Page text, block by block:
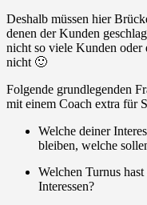
Deshalb müssen hier
denen der Kunden
nicht so viele Kunden oder
nicht 🙂
Folgende grundlegenden
mit einem Coach extra für
Welche deiner
bleiben, welche
Welchen Turnus
Interessen?